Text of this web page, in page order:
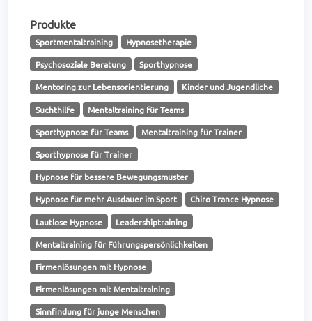
Produkte
Sportmentaltraining Hypnosetherapie
Psychosoziale Beratung Sporthypnose
Mentoring zur Lebensorientierung Kinder und Jugendliche
Suchthilfe Mentaltraining für Teams
Sporthypnose für Teams Mentaltraining für Trainer
Sporthypnose für Trainer
Hypnose für bessere Bewegungsmuster
Hypnose für mehr Ausdauer im Sport Chiro Trance Hypnose
Lautlose Hypnose Leadershiptraining
Mentaltraining für Führungspersönlichkeiten
Firmenlösungen mit Hypnose
Firmenlösungen mit Mentaltraining
Sinnfindung für junge Menschen